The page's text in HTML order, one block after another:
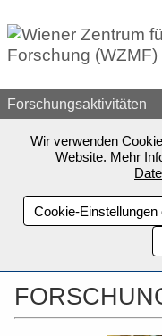
Forschungsaktivitäten
Wir verwenden
Website. Mehr
Cookie-Einstellungen